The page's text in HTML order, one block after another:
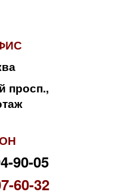
просп.,
90-05
60-32